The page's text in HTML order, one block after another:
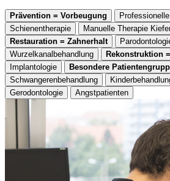
Prävention = Vorbeugung
Schienentherapie
Manuelle Therapie
Restauration = Zahnerhalt
Wurzelkanalbehandlung
Rekonstruktion
Implantologie
Besondere
Schwangerenbehandlung
Gerodontologie
Angstpatienten